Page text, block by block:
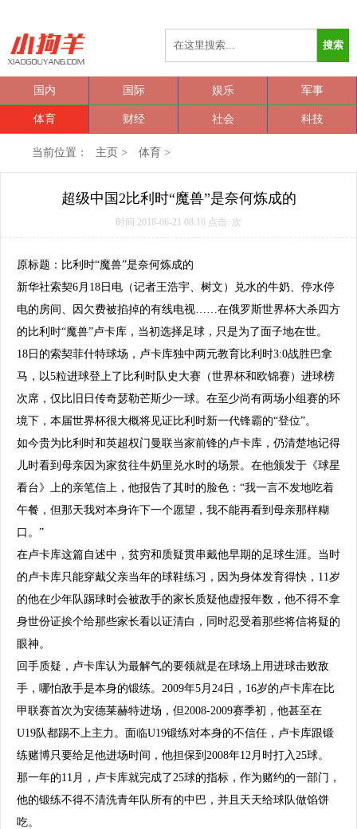
搜索
国内 国际 娱乐 军事
体育 财经 社会 科技
当前位置： 主页 > 体育 >
超级中国2比利时“魔兽”是奈何炼成的
时间:2018-06-21 08:16 点击: 次
原标题： 比利时“魔兽”是奈何炼成的
新华社索契6月18日电（记者王浩宇、树文）兑水的牛奶、停水停
电的房间、因欠费被掐掉的有线电视……在俄罗斯世界杯大杀四方
的 比利时“魔兽”卢卡库，当初选择足球，只是为了面子地在世。
18日的索契菲什特球场，卢卡库独中两元教育比利时3:0战胜巴拿
马，以5粒进球登上了比利时队史大赛（世界杯和欧锦赛）进球榜
次席，仅比旧日传奇瑟勒芒斯少一球。在至少尚有两场小组赛的环
境下，本届世界杯很大概将见证比利时新一代锋霸的“登位”。
如今贵为比利时和英超权门曼联当家前锋的卢卡库，仍清楚地记得
儿时看到母亲因为家贫往牛奶里兑水时的场景。在他颁发于《球星
看台》上的亲笔信上，他报告了其时的脸色：“我一言不发地吃着
午餐，但那天我对本身许下一个愿望，我不能再看到母亲那样糊
口。”
在卢卡库这篇自述中，贫穷和质疑贯串戴他早期的足球生涯。当时
的卢卡库只能穿戴父亲当年的球鞋练习，因为身体发育得快，11岁
的他在少年队踢球时会被敌手的家长质疑他虚报年数，他不得不拿
身世份证挨个给那些家长看以证清白，同时忍受着那些将信将疑的
眼神。
回手质疑，卢卡库认为最解气的要领就是在球场上用进球击败敌
手，哪怕敌手是本身的锻练。2009年5月24日，16岁的卢卡库在比
甲联赛首次为安德莱赫特进场，但2008-2009赛季初，他甚至在
U19队都踢不上主力。面临U19锻练对本身的不信任，卢卡库跟锻
练赌博只要给足他进场时间，他担保到2008年12月时打入25球。
那一年的11月，卢卡库就完成了25球的指标，作为赌约的一部门，
他的锻练不得不清洗青年队所有的中巴，并且天天给球队做馅饼
吃。